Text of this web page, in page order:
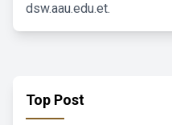
dsw.aau.edu.et.
Top Post